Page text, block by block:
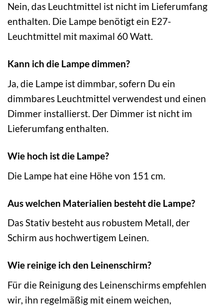
Nein, das Leuchtmittel ist nicht im Lieferumfang
enthalten. Die Lampe benötigt ein E27-
Leuchtmittel mit maximal 60 Watt.
Kann ich die Lampe dimmen?
Ja, die Lampe ist dimmbar, sofern Du ein
dimmbares Leuchtmittel verwendest und einen
Dimmer installierst. Der Dimmer ist nicht im
Lieferumfang enthalten.
Wie hoch ist die Lampe?
Die Lampe hat eine Höhe von 151 cm.
Aus welchen Materialien besteht die Lampe?
Das Stativ besteht aus robustem Metall, der
Schirm aus hochwertigem Leinen.
Wie reinige ich den Leinenschirm?
Für die Reinigung des Leinenschirms empfehlen
wir, ihn regelmäßig mit einem weichen,